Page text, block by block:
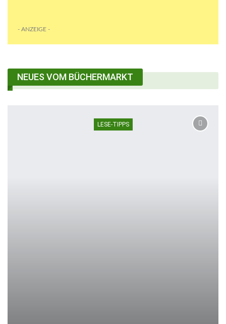
- ANZEIGE -
NEUES VOM BÜCHERMARKT
LESE-TIPPS